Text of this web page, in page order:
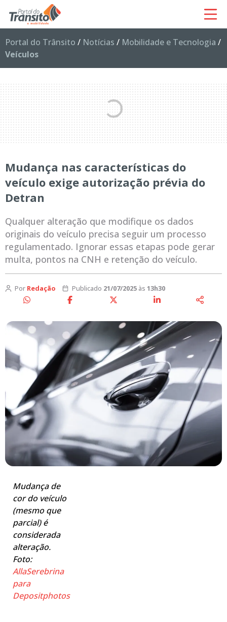
Portal do Trânsito / Notícias / Mobilidade e Tecnologia /
Veículos
Mudança nas características do
veículo exige autorização prévia do
Detran
Qualquer alteração que modifique os dados
originais do veículo precisa seguir um processo
regulamentado. Ignorar essas etapas pode gerar
multa, pontos na CNH e retenção do veículo.
Por Redação Publicado 21/07/2025às 13h30
Mudança de
cor do veículo
(mesmo que
parcial) é
considerada
alteração.
Foto:
AllaSerebrina
para
Depositphotos